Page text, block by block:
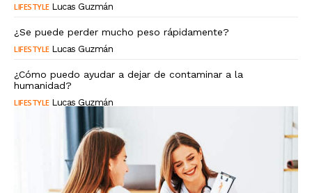
LIFESTYLE Lucas Guzmán
¿Se puede perder mucho peso rápidamente?
LIFESTYLE Lucas Guzmán
¿Cómo puedo ayudar a dejar de contaminar a la
humanidad?
LIFESTYLE Lucas Guzmán